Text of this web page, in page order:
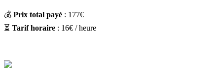
💰 Prix total payé : 177€
⏳ Tarif horaire : 16€ / heure